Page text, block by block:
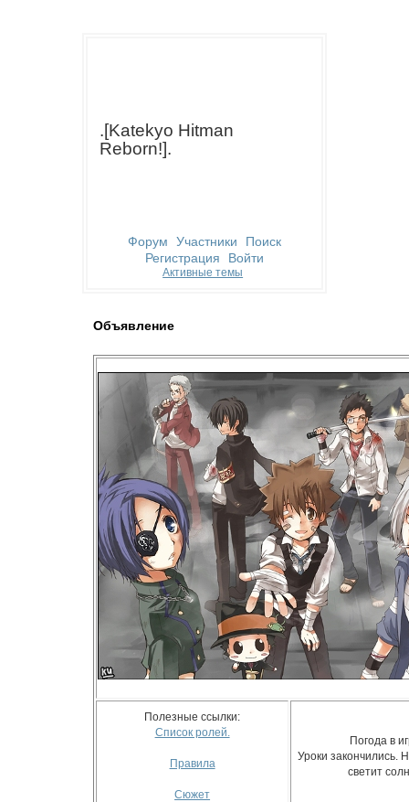
.[Katekyo Hitman
Reborn!].
Форум Участники
Поиск
Регистрация
Войти
Активные темы
Объявление
Полезные ссылки:
Список ролей.
Правила
Сюжет
Погода в
Уроки закончились.
светит